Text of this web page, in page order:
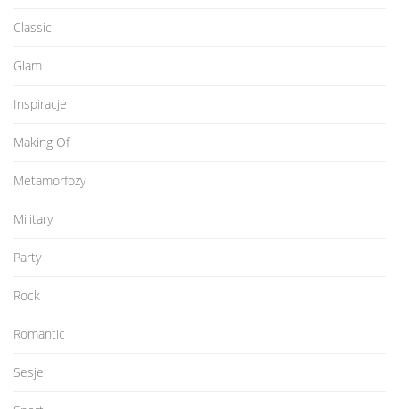
Classic
Glam
Inspiracje
Making Of
Metamorfozy
Military
Party
Rock
Romantic
Sesje